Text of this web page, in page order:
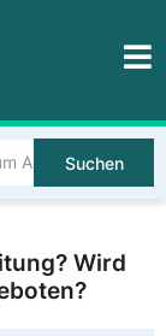
Suchen
Wird